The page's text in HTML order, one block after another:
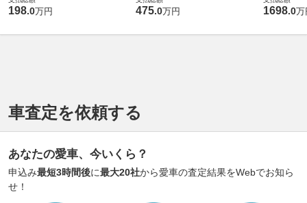
198.0万円 475.0万円 1698.0万
車査定を依頼する
あなたの愛車、今いくら？
申込み最短3時間後に最大20社から愛車の査定結果をWebでお知ら
せ！